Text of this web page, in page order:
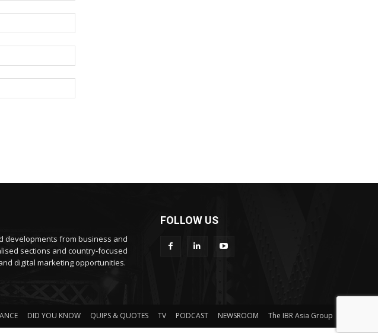
developments from business and
sections and country-focused
digital marketing opportunities.
FOLLOW US
DID YOU KNOW QUIPS & QUOTES TV PODCAST NEWSROOM The IBR Asia Group